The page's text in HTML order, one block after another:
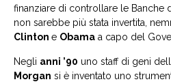
finanziare di controllare le Banche
non sarebbe più stata invertita,
Clinton e Obama a capo del
Negli anni ’90 uno staff di geni
Morgan si è inventato uno